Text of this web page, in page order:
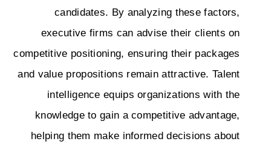
candidates. By analyzing these factors,
executive firms can advise their clients on
competitive positioning, ensuring their packages
and value propositions remain attractive. Talent
intelligence equips organizations with the
knowledge to gain a competitive advantage,
helping them make informed decisions about